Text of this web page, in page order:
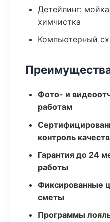
Детейлинг:
химчистка
Компьютерный
Фото- и
работам
контроль
Гарантия до 24
работы
Фиксированные
сметы
Программы